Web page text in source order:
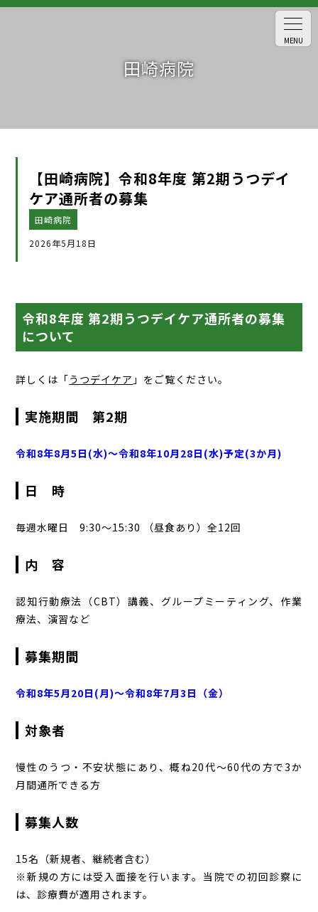
田崎病院
【田崎病院】令和8年度 第2期うつデイ
ケア通所者の募集
田崎病院
2026年5月18日
令和8年度 第2期うつデイケア通所者の募集
について
詳しくは「うつデイケア 」をご覧ください。
実施期間 第2期
令和8年8月5日(水)～令和8年10月28日(水)予定(3か月)
日 時
毎週水曜日 9:30～15:30 （昼食あり）全12回
内 容
認知行動療法（CBT）講義、グループミーティング、作業
療法、演習など
募集期間
令和8年5月20日(月)～令和8年7月3日（金）
対象者
慢性のうつ・不安状態にあり、概ね20代～60代の方で3か
月間通所できる方
募集人数
15名（新規者、継続者含む）
※新規の方には受入面接を行います。当院での初回診察に
は、診療費が適用されます。
MENU